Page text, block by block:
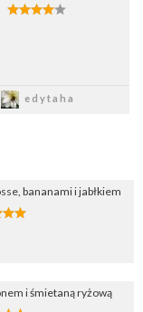
edytaha
Zapisz
bananami i jabłkiem
i śmietaną ryżową